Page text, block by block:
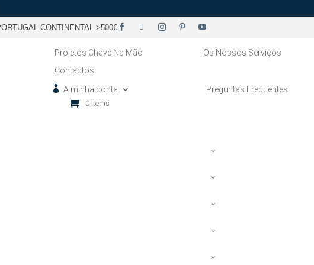
CONTINENTAL >500€
Projetos Chave Na Mão
Os Nossos Serviços
Contactos
A minha conta
Preguntas Frequentes
0 Items